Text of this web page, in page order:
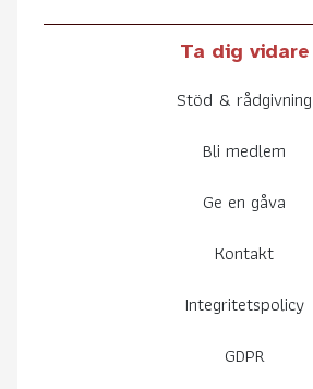
Ta dig vidare
Stöd & rådgivning
Bli medlem
Ge en gåva
Kontakt
Integritetspolicy
GDPR